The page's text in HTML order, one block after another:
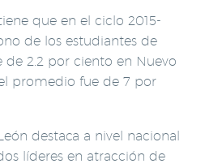
que en el ciclo 2015-
de los estudiantes de
de 2.2 por ciento en Nuevo
promedio fue de 7 por
destaca a nivel nacional
líderes en atracción de